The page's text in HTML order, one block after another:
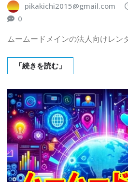
pikakichi2015@gmail.com
0
ムームードメインの法人向けレン
「続きを読む」